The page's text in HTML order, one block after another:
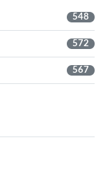
548
572
567